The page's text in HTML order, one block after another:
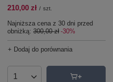
210,00 zł / szt.
Najniższa cena z 30 dni przed
obniżką: 300,00 zł -30%
+ Dodaj do porównania